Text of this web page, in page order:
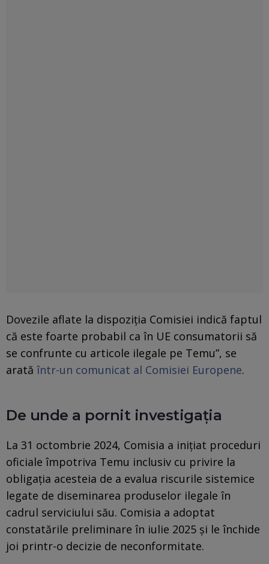
Dovezile aflate la dispoziţia Comisiei indică faptul
că este foarte probabil ca în UE consumatorii să
se confrunte cu articole ilegale pe Temu”, se
arată într-un comunicat al Comisiei Europene.
De unde a pornit investigația
La 31 octombrie 2024, Comisia a iniţiat proceduri
oficiale împotriva Temu inclusiv cu privire la
obligaţia acesteia de a evalua riscurile sistemice
legate de diseminarea produselor ilegale în
cadrul serviciului său. Comisia a adoptat
constatările preliminare în iulie 2025 şi le închide
joi printr-o decizie de neconformitate.